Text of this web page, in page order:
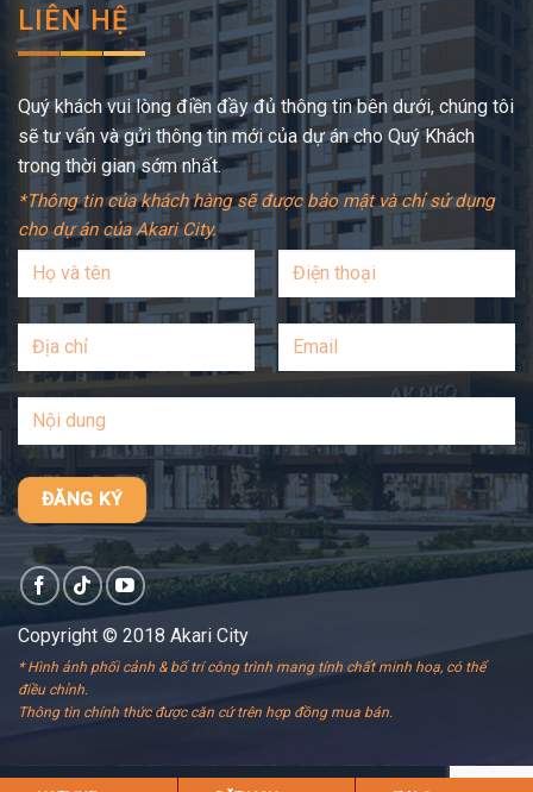
LIÊN HỆ
Quý khách vui lòng điền đầy đủ thông tin bên dưới, chúng tôi
sẽ tư vấn và gửi thông tin mới của dự án cho Quý Khách
trong thời gian sớm nhất.
*Thông tin của khách hàng sẽ được bảo mật và chỉ sử dụng
cho dự án của Akari City.
Copyright © 2018 Akari City
* Hình ảnh phối cảnh & bố trí công trình mang tính chất minh hoạ, có thể
điều chỉnh.
Thông tin chính thức được căn cứ trên hợp đồng mua bán.